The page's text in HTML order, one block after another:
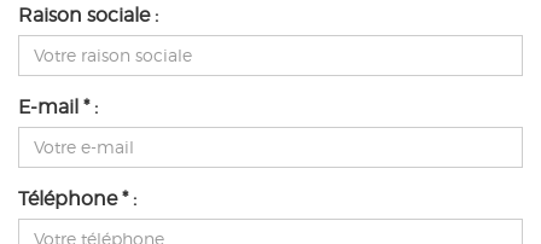
Raison sociale :
E-mail * :
Téléphone * :